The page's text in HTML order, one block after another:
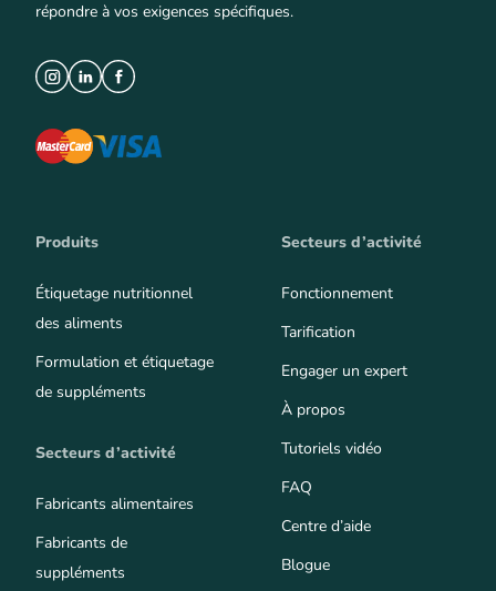
répondre à vos exigences spécifiques.
Produits
Étiquetage nutritionnel
des aliments
Formulation et étiquetage
de suppléments
Secteurs d’activité
Fabricants alimentaires
Fabricants de
suppléments
Secteurs d’activité
Fonctionnement
Tarification
Engager un expert
À propos
Tutoriels vidéo
FAQ
Centre d’aide
Blogue